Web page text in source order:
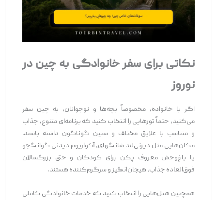
نکاتی برای سفر خانوادگی به چین در
نوروز
اگر با خانواده، مخصوصاً بچه‌ها و نوجوانان، به چین سفر
می‌کنید، حتماً تورهایی را انتخاب کنید که برنامه‌ای متنوع، جذاب
و متناسب با علایق مختلف و سنین گوناگون داشته باشند.
مکان‌هایی مثل دیزنی‌لند شانگهای، آکواریوم دیدنی گوانگجو
یا باغ‌وحش معروف پکن برای کودکان و حتی بزرگسالان
فوق‌العاده جذاب، هیجان‌انگیز و سرگرم‌کننده هستند.
همچنین هتل‌هایی را انتخاب کنید که خدمات خانوادگی کاملی